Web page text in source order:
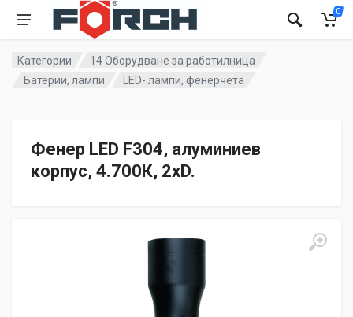
0
Категории
14 Оборудване за работилница
Батерии, лампи
LED- лампи, фенерчета
Фенер LED F304, алуминиев
корпус, 4.700К, 2xD.